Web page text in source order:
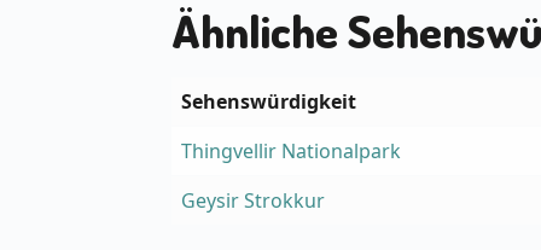
Ähnliche
Sehenswürdigkeit
Thingvellir Nationalpark
Geysir Strokkur